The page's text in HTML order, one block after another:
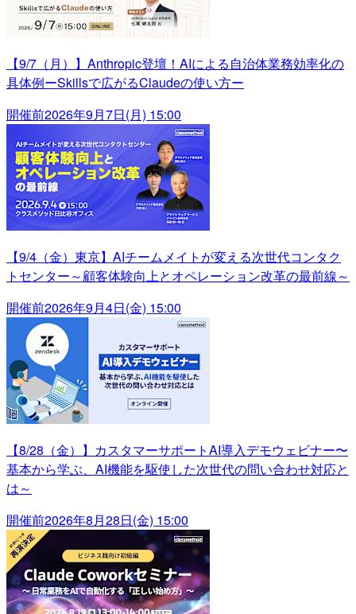
【9/7（月）】Anthropic登壇！AIによる自治体業務効率化の
具体例ーSkillsで広がるClaudeの使い方ー
開催前2026年9月7日(月) 15:00
【9/4（金）東京】AIチームメイトが変える次世代コンタク
トセンター～顧客体験向上とオペレーション改革の最前線～
開催前2026年9月4日(金) 15:00
【8/28（金）】カスタマーサポートAI導入デモウェビナー〜
基本から学ぶ、AI機能を駆使した次世代の問い合わせ対応と
は～
開催前2026年8月28日(金) 15:00